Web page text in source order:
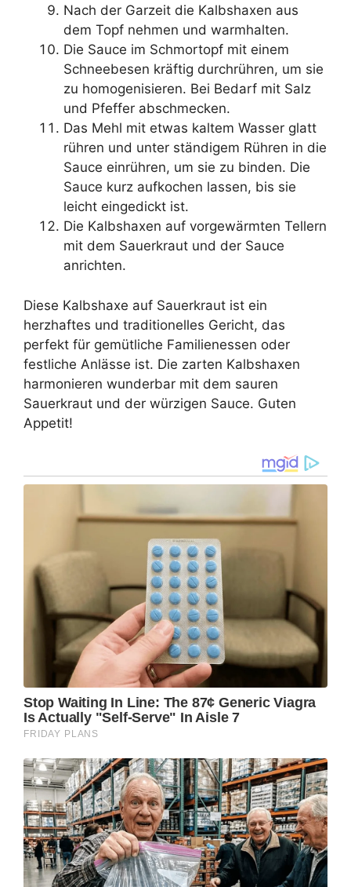
Nach der Garzeit die Kalbshaxen aus
dem Topf nehmen und warmhalten.
Die Sauce im Schmortopf mit einem
Schneebesen kräftig durchrühren, um sie
zu homogenisieren. Bei Bedarf mit Salz
und Pfeffer abschmecken.
Das Mehl mit etwas kaltem Wasser glatt
rühren und unter ständigem Rühren in die
Sauce einrühren, um sie zu binden. Die
Sauce kurz aufkochen lassen, bis sie
leicht eingedickt ist.
Die Kalbshaxen auf vorgewärmten Tellern
mit dem Sauerkraut und der Sauce
anrichten.
Diese Kalbshaxe auf Sauerkraut ist ein
herzhaftes und traditionelles Gericht, das
perfekt für gemütliche Familienessen oder
festliche Anlässe ist. Die zarten Kalbshaxen
harmonieren wunderbar mit dem sauren
Sauerkraut und der würzigen Sauce. Guten
Appetit!